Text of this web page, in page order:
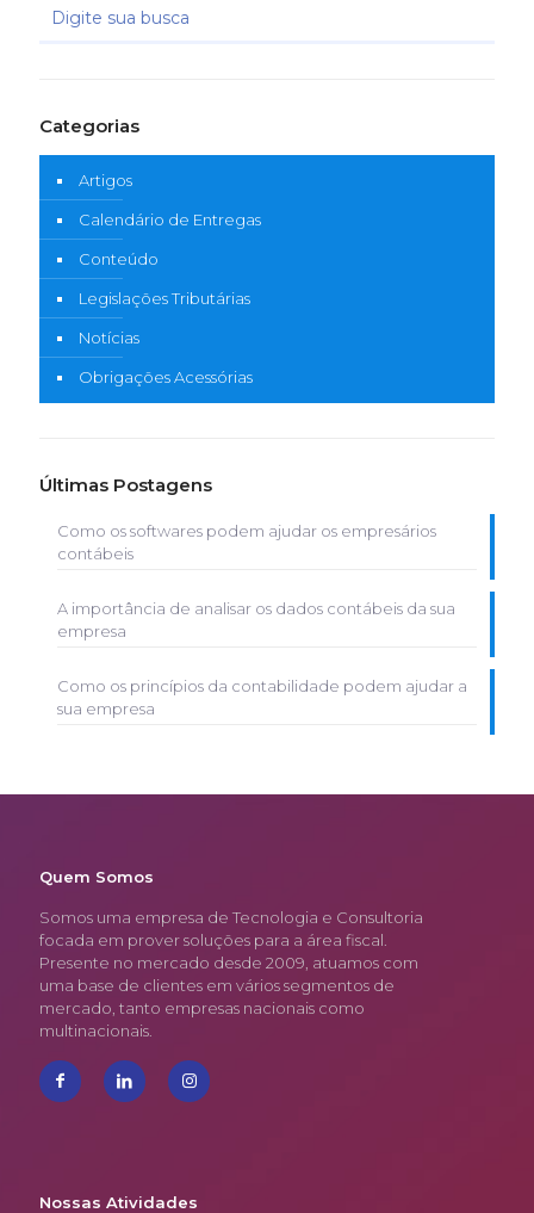
Categorias
Artigos
Calendário de Entregas
Conteúdo
Legislações Tributárias
Notícias
Obrigações Acessórias
Últimas Postagens
Como os softwares podem ajudar os empresários
contábeis
A importância de analisar os dados contábeis da sua
empresa
Como os princípios da contabilidade podem ajudar a
sua empresa
Quem Somos
Somos uma empresa de Tecnologia e Consultoria
focada em prover soluções para a área fiscal.
Presente no mercado desde 2009, atuamos com
uma base de clientes em vários segmentos de
mercado, tanto empresas nacionais como
multinacionais.
Nossas Atividades